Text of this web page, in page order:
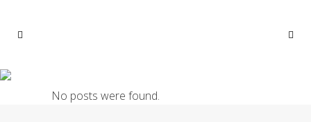
No posts were found.